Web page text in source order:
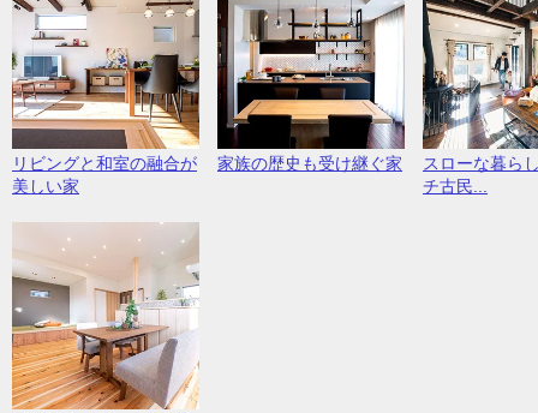
リビングと和室の融合が
美しい家
家族の歴史も受け継ぐ家
スローな暮ら
チ古民...